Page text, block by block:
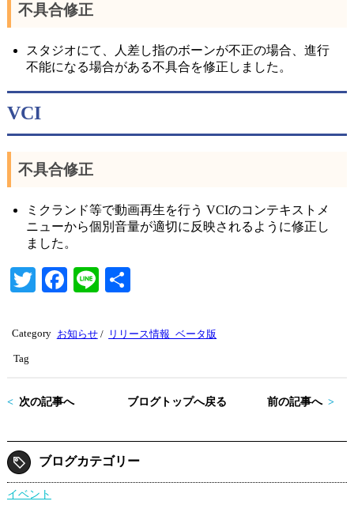
不具合修正
スタジオにて、人差し指のボーンが不正の場合、進行
不能になる場合がある不具合を修正しました。
VCI
不具合修正
ミクランド等で動画再生を行う VCIのコンテキストメ
ニューから個別音量が適切に反映されるように修正し
ました。
T
tte
Fa
bo
Li
Category お知らせ/ リリース情報_ベータ版
Tag
次の記事へ ブログトップへ戻る 前の記事へ
ブログカテゴリー
イベント